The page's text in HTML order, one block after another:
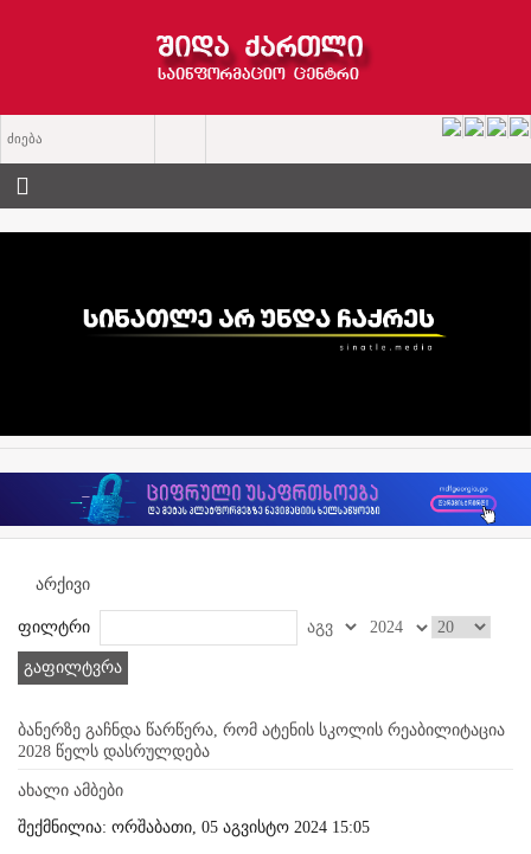
არქივი
ფილტრი
გაფილტვრა
ბანერზე გაჩნდა წარწერა, რომ ატენის სკოლის რეაბილიტაცია
2028 წელს დასრულდება
ახალი ამბები
შექმნილია: ორშაბათი, 05 აგვისტო 2024 15:05